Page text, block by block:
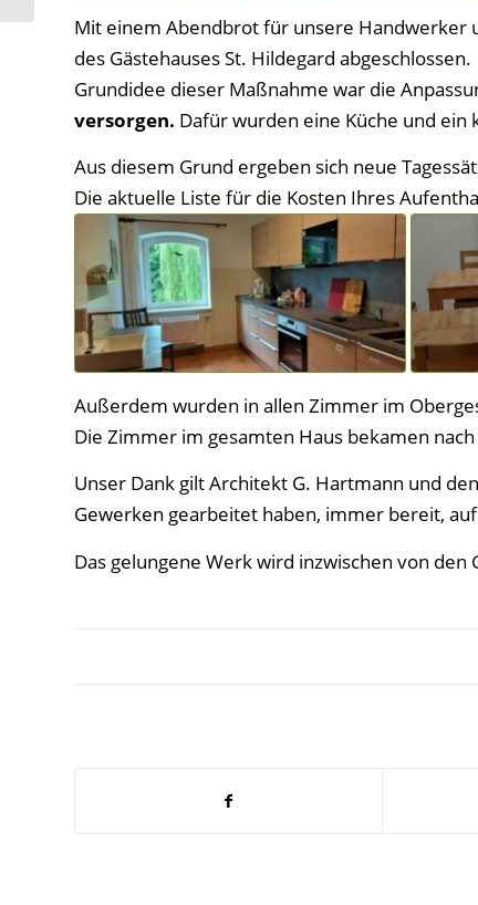
Mit einem Abendbrot für unsere Handwerker
des Gästehauses St. Hildegard abgeschlossen.
Grundidee dieser Maßnahme war die
versorgen. Dafür wurden eine Küche und
Aus diesem Grund ergeben sich neue
Die aktuelle Liste für die Kosten Ihres
Außerdem wurden in allen Zimmer im
Die Zimmer im gesamten Haus bekamen
Unser Dank gilt Architekt G. Hartmann und
Gewerken gearbeitet haben, immer bereit,
Das gelungene Werk wird inzwischen von den